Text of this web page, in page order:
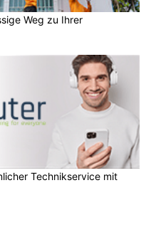
Weg zu Ihrer
Technikservice mit